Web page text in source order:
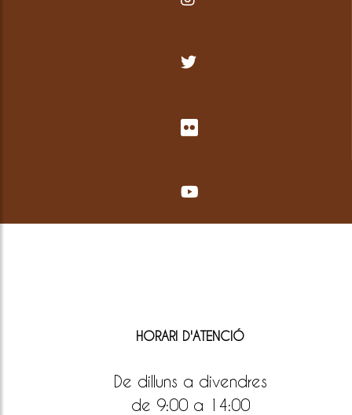
HORARI D'ATENCIÓ
De dilluns a divendres
de 9:00 a 14:00